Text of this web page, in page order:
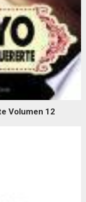
Volumen 12